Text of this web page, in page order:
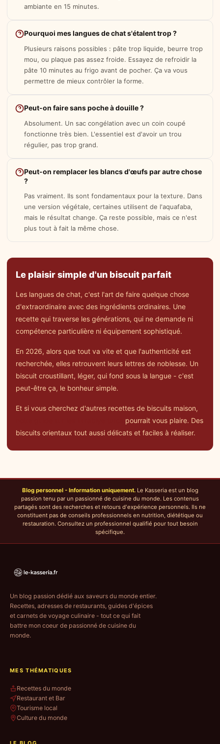
ambiante en 15 minutes.
Pourquoi mes langues de chat s'étalent trop ?
Plusieurs raisons possibles : pâte trop liquide, beurre trop
mou, ou plaque pas assez froide. Essayez de refroidir la
pâte 10 minutes au frigo avant de pocher. Ça va vous
permettre de mieux contrôler la forme.
Peut-on faire sans poche à douille ?
Absolument. Un sac congélation avec un coin coupé
fonctionne très bien. L'essentiel est d'avoir un trou
régulier, pas trop grand.
Peut-on remplacer les blancs d'œufs par autre chose
?
Pas vraiment. Ils sont fondamentaux pour la texture. Dans
une version végétale, certaines utilisent de l'aquafaba,
mais le résultat change. Ça reste possible, mais ce n'est
plus tout à fait la même chose.
Le plaisir simple d'un biscuit parfait
Les langues de chat, c'est l'art de faire quelque chose
d'extraordinaire avec des ingrédients ordinaires. Une
recette qui traverse les générations, qui ne demande ni
compétence particulière ni équipement sophistiqué.
En 2026, alors que tout va vite et que l'authenticité est
recherchée, elles retrouvent leurs lettres de noblesse. Un
biscuit croustillant, léger, qui fond sous la langue - c'est
peut-être ça, le bonheur simple.
Et si vous cherchez d'autres recettes de biscuits maison,
pourrait vous plaire. Des
biscuits orientaux tout aussi délicats et faciles à réaliser.
Blog personnel - Information uniquement.Le Kasseria est un blog
passion tenu par un passionné de cuisine du monde. Les contenus
partagés sont des recherches et retours d'expérience personnels. Ils ne
constituent pas de conseils professionnels en nutrition, diététique ou
restauration. Consultez un professionnel qualifié pour tout besoin
spécifique.
Un blog passion dédié aux saveurs du monde entier.
Recettes, adresses de restaurants, guides d'épices
et carnets de voyage culinaire - tout ce qui fait
battre mon coeur de passionné de cuisine du
monde.
MES THÉMATIQUES
Recettes du monde
Restaurant et Bar
Tourisme local
Culture du monde